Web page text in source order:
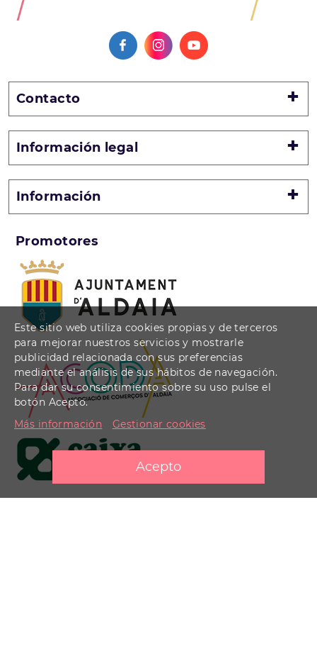
Contacto
Información legal
Información
Promotores
Este sitio web utiliza cookies propias y de terceros
para mejorar nuestros servicios y mostrarle
publicidad relacionada con sus preferencias
mediante el análisis de sus hábitos de navegación.
Para dar su consentimiento sobre su uso pulse el
botón Acepto.
Más información
Gestionar cookies